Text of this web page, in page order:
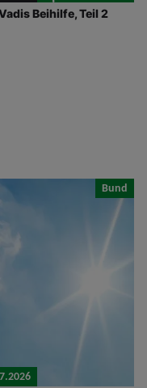
Beihilfe, Teil 2
Bund